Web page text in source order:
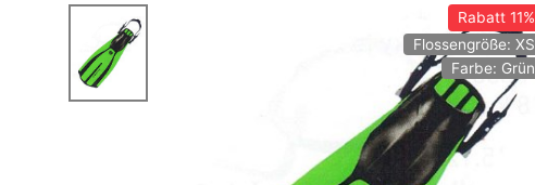
Rabatt11%
Flossengröße: XS
Farbe: Grün